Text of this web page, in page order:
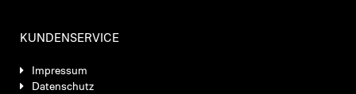
KUNDENSERVICE
Impressum
Datenschutz